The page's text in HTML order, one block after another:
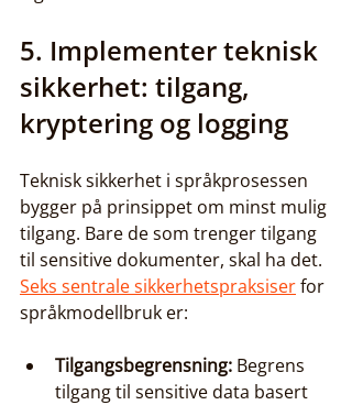
5. Implementer teknisk
sikkerhet: tilgang,
kryptering og logging
Teknisk sikkerhet i språkprosessen
bygger på prinsippet om minst mulig
tilgang. Bare de som trenger tilgang
til sensitive dokumenter, skal ha det.
Seks sentrale sikkerhetspraksiser for
språkmodellbruk er:
Tilgangsbegrensning: Begrens
tilgang til sensitive data basert